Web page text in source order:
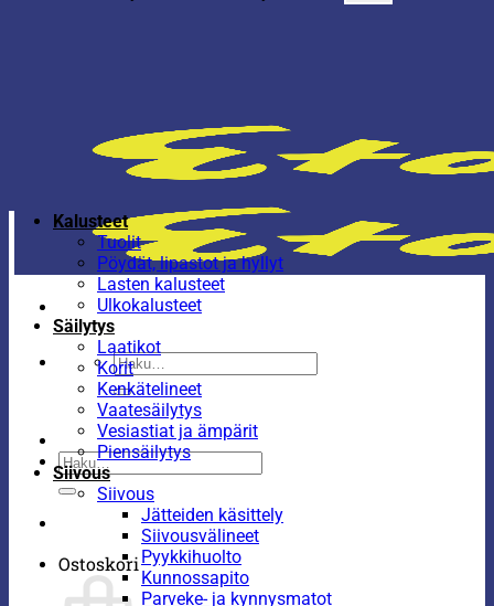
Etsi:
Etsi:
Ostoskori
Kalusteet
Tuolit
Pöydät, lipastot ja hyllyt
Lasten kalusteet
Ulkokalusteet
Säilytys
Laatikot
Korit
Kenkätelineet
Vaatesäilytys
Vesiastiat ja ämpärit
Piensäilytys
Siivous
Siivous
Jätteiden käsittely
Siivousvälineet
Pyykkihuolto
Kunnossapito
Parveke- ja kynnysmatot